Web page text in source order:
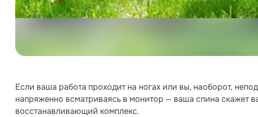
Если ваша работа проходит на ногах или вы, наоборот,
напряженно всматриваясь в монитор — ваша спина скажет
восстанавливающий комплекс.